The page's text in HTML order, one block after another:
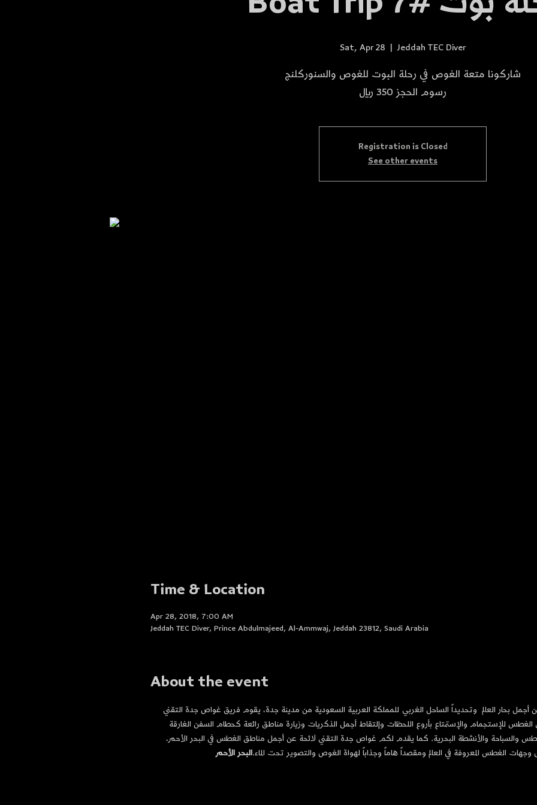
Sat, Apr 28
  |
Jeddah TEC Diver
شاركونا متعة الغوص في رحلة البوت للغوص والسنوركلنج
رسوم الحجز 350 ريال
Registration is Closed
See other events
Time & Location
Apr 28, 2018, 7:00 AM
Jeddah TEC Diver, Prince Abdulmajeed, Al-Ammwaj, Jeddah 23812, Saudi Arabia
About the event
بحار العالم وتحديداً الساحل الغربي للمملكة العربية السعودية من مدينة جدة، يقوم فريق غواص جدة التقني
للإستجمام والإستمتاع بأروع اللحظات وإلتقاط أجمل الذكريات وزيارة مناطق رائعة كحطام السفن الغارقة
والسباحة والأنشطة البحرية. كما يقدم لكم غواص جدة التقني لائحة عن أجمل مناطق الغطس في البحر الأحمر،
الغطس المعروفة في العالم ومقصداً هاماً وجذاباً لهواة الغوص والتصوير تحت الماء.البحر الأحمر